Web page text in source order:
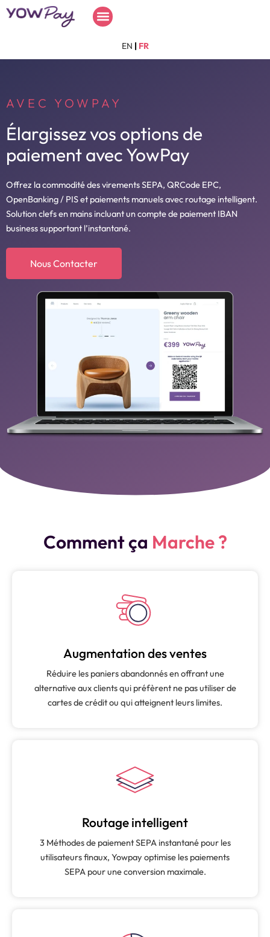
Aller
au
Menu
EN | FR
AVEC YOWPAY
Élargissez vos options de
paiement avec YowPay
Offrez la commodité des virements SEPA, QRCode EPC,
OpenBanking / PIS et paiements manuels avec routage intelligent.
Solution clefs en mains incluant un compte de paiement IBAN
business supportant l’instantané.
Nous Contacter
Comment ça Marche ?
Augmentation des ventes
Réduire les paniers abandonnés en offrant une
alternative aux clients qui préfèrent ne pas utiliser de
cartes de crédit ou qui atteignent leurs limites.
Routage intelligent
3 Méthodes de paiement SEPA instantané pour les
utilisateurs finaux, Yowpay optimise les paiements
SEPA pour une conversion maximale.